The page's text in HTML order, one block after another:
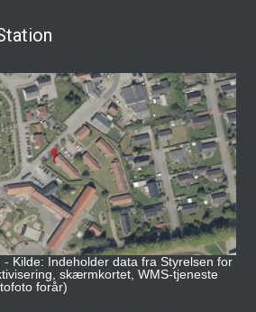
Kilde: Indeholder data fra Styrelsen for
skærmkortet, WMS-tjeneste
forår)